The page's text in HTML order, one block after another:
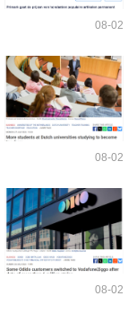
08-02
08-02
08-02